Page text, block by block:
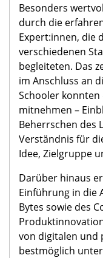
Besonders
durch die
Expert:innen, die
verschiedenen
begleiteten. Das
im Anschluss an
Schooler konnten
mitnehmen –
Beherrschen des
Verständnis für
Idee, Zielgruppe
Darüber hinaus
Einführung in die
Bytes sowie des
von digitalen und
bestmöglich